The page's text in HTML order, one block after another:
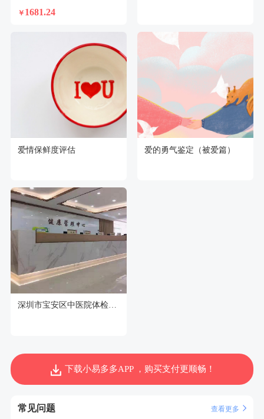
￥ 1681.24
爱情保鲜度评估 爱的勇气鉴定（被爱篇）
深圳市宝安区中医院体检中心
下载小易多多APP ，购买支付更顺畅！
常见问题 查看更多